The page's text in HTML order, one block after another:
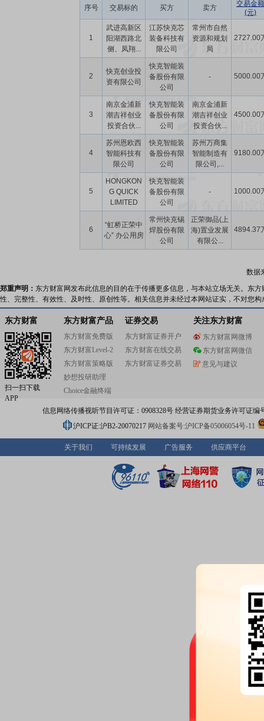
序号 交易标的 买方 卖方
交易金额
(元)
1
武进高新区
阳湖西路北
侧、凤翔...
江苏快克芯
装备科技有
限公司
常州市自然
资源和规划
局
2727.00
2
快克创业投
资有限公司
快克智能装
备股份有限
公司
- 5000.00
3
南京金浦新
潮吉祥创业
投资合伙...
快克智能装
备股份有限
公司
南京金浦新
潮吉祥创业
投资合伙...
4500.00
4
苏州恩欧西
智能科技有
限公司
快克智能装
备股份有限
公司
苏州万商集
智能制造有
限公司,...
9180.00
5
HONGKON
G QUICK
LIMITED
快克智能装
备股份有限
公司
- 1000.00
6
“虹桥正荣中
心” 办公用房
常州快克锡
焊股份有限
公司
正荣御品(上
海)置业发展
有限公...
4894.37
数据
郑重声明： 东方财富网发布此信息的目的在于传播更多信息，与本站立场无关。东
性、完整性、有效性、及时性、原创性等。相关信息并未经过本网站证实，不对您
东方财富
扫一扫下载
APP
东方财富产品
东方财富免费版
东方财富Level-2
东方财富策略版
妙想投研助理
Choice金融终端
证券交易
东方财富证券开户
东方财富在线交易
东方财富证券交易
关注东方财富
东方财富网微博
东方财富网微信
意见与建议
信息网络传播视听节目许可证：0908328号 经营证券期货业务许可证编
沪ICP证:沪B2-20070217 网站备案号:沪ICP备05006054号-11
关于我们 可持续发展 广告服务 供应商平台